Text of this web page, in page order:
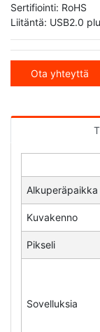
Sertifiointi: RoHS
Liitäntä: USB2.0
Ota yhteyttä
Alkuperäpaikka
Kuvakenno
Pikseli
Sovelluksia